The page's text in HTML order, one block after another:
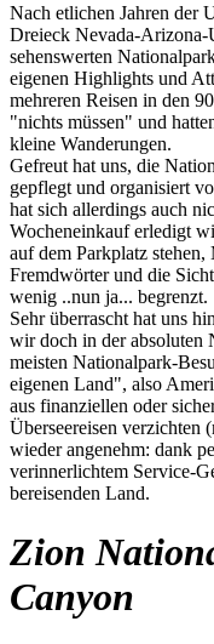
Nach etlichen Jahren der
Dreieck Nevada-Arizona-
sehenswerten
eigenen Highlights und
mehreren Reisen in den
"nichts müssen" und
kleine Wanderungen.
Gefreut hat uns, die
gepflegt und organisiert
hat sich allerdings auch
Wocheneinkauf erledigt
auf dem Parkplatz
Fremdwörter und die
wenig ..nun ja... begrenzt.
Sehr überrascht hat uns
wir doch in der absoluten
meisten Nationalpark-
eigenen Land", also
aus finanziellen oder
Überseereisen verzichten
wieder angenehm: dank
verinnerlichtem Service-
bereisenden Land.
Zion
Canyon